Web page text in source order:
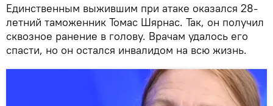
Единственным выжившим при атаке оказался 28-
летний таможенник Томас Шярнас. Так, он получил
сквозное ранение в голову. Врачам удалось его
спасти, но он остался инвалидом на всю жизнь.